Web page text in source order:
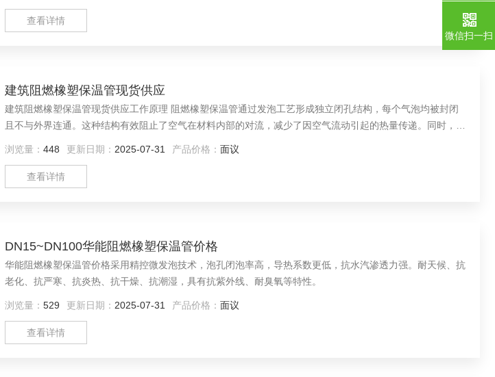
查看详情
建筑阻燃橡塑保温管现货供应
建筑阻燃橡塑保温管现货供应工作原理 阻燃橡塑保温管通过发泡工艺形成独立闭孔结构，每个气泡均被封闭
且不与外界连通。这种结构有效阻止了空气在材料内部的对流，减少了因空气流动引起的热量传递。同时，闭
浏览量： 448 更新日期： 2025-07-31 产品价格： 面议
查看详情
DN15~DN100华能阻燃橡塑保温管价格
华能阻燃橡塑保温管价格采用精控微发泡技术，泡孔闭泡率高，导热系数更低，抗水汽渗透力强。耐天候、抗
老化、抗严寒、抗炎热、抗干燥、抗潮湿，具有抗紫外线、耐臭氧等特性。
浏览量： 529 更新日期： 2025-07-31 产品价格： 面议
查看详情
微信扫一扫